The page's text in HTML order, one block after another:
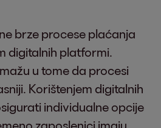
brze procese plaćanja
digitalnih platformi.
u tome da procesi
Korištenjem digitalnih
individualne opcije
zaposlenici imaju